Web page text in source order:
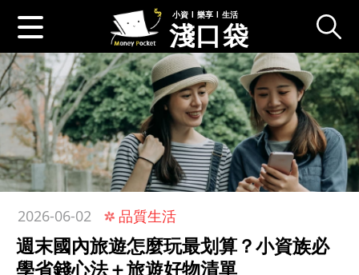
小資 l 樂享 l 生活
淺口袋
2026-06-02 品質生活
週末國內旅遊怎麼玩最划算？小資族必
學省錢心法＋旅遊好物清單